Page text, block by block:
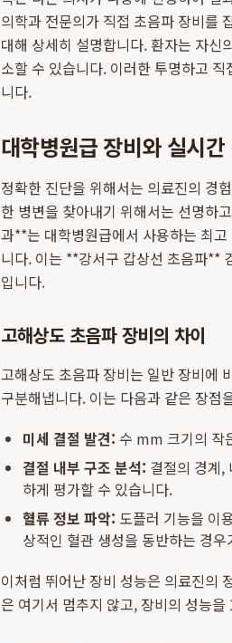
의학과 전문의가 직접 초음파 장비를
대해 상세히 설명합니다. 환자는 자신
소할 수 있습니다. 이러한 투명하고
니다.
대학병원급 장비와 실시
정확한 진단을 위해서는 의료진의 경
한 병변을 찾아내기 위해서는 선명하
과**는 대학병원급에서 사용하는 최
니다. 이는 **강서구 갑상선 초음파**
입니다.
고해상도 초음파 장비의 차이
고해상도 초음파 장비는 일반 장비에
구분해냅니다. 이는 다음과 같은 장점
미세 결절 발견: 수 mm 크기의 작
결절 내부 구조 분석: 결절의 경계,
하게 평가할 수 있습니다.
혈류 정보 파악: 도플러 기능을 이
상적인 혈관 생성을 동반하는 경
이처럼 뛰어난 장비 성능은 의료진의
은 여기서 멈추지 않고, 장비의 성능